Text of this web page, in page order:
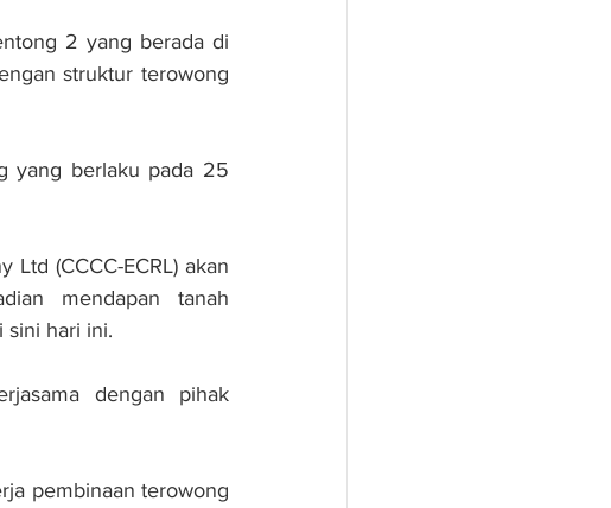
2 yang berada di
struktur terowong
yang berlaku pada 25
(CCCC-ECRL) akan
mendapan tanah
sini hari ini.
dengan pihak
pembinaan terowong